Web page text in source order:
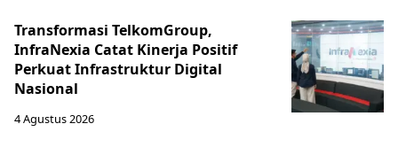
Transformasi TelkomGroup,
InfraNexia Catat Kinerja Positif
Perkuat Infrastruktur Digital
Nasional
4 Agustus 2026